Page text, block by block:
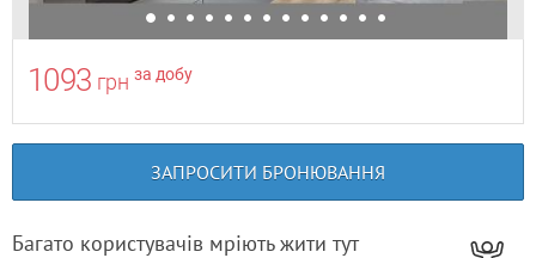
1093 грн за добу
ЗАПРОСИТИ БРОНЮВАННЯ
Багато користувачів мріють жити тут